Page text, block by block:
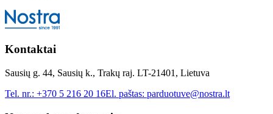
Kontaktai
Sausių g. 44, Sausių k., Trakų raj. LT-21401, Lietuva
Tel. nr.: +370 5 216 20 16El. paštas: parduotuve@nostra.lt